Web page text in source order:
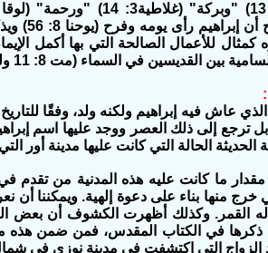
"والعهد"
الذي عاش فيه إبراهيم ولكنه ولد، وفقًا
ترجع إلى ذلك العصر ووجد عليها اسم
الحالة التي كانت عليها مدينة أور
ما كانت عليه هذه المدنية من تقدم
خرج منها بناء على دعوة إلهية. ويمكننا أن
هو إله القمر. وكذلك أظهرت الكشوف أن بعض
ذكرها في الكتاب المقدس، فمن ضمن هذه
أظهرت عقود الزواج التي اكتشفت في مدينة نوزي